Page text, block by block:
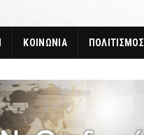
ΚΟΙΝΩΝΙΑ ΠΟΛΙΤΙΣΜΟΣ